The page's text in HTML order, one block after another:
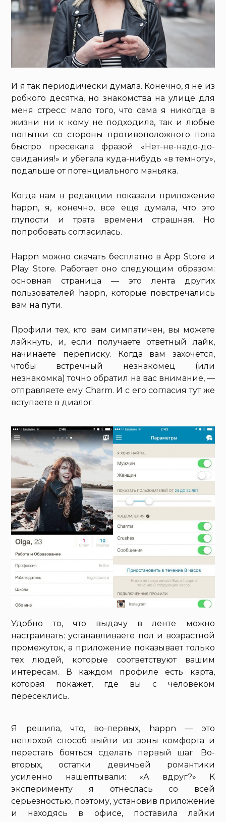
И я так периодически думала. Конечно, я не из
робкого десятка, но знакомства на улице для
меня стресс: мало того, что сама я никогда в
жизни ни к кому не подходила, так и любые
попытки со стороны противоположного пола
быстро пресекала фразой «Нет-не-надо-до-
свидания!» и убегала куда-нибудь «в темноту»,
подальше от потенциального маньяка.
Когда нам в редакции показали приложение
happn, я, конечно, все еще думала, что это
глупости и трата времени страшная. Но
попробовать согласилась.
Happn можно скачать бесплатно в App Store и
Play Store. Работает оно следующим образом:
основная страница — это лента других
пользователей happn, которые повстречались
вам на пути.
Профили тех, кто вам симпатичен, вы можете
лайкнуть, и, если получаете ответный лайк,
начинаете переписку. Когда вам захочется,
чтобы встречный незнакомец (или
незнакомка) точно обратил на вас внимание, —
отправляете ему Charm. И с его согласия тут же
вступаете в диалог.
Удобно то, что выдачу в ленте можно
настраивать: устанавливаете пол и возрастной
промежуток, а приложение показывает только
тех людей, которые соответствуют вашим
интересам. В каждом профиле есть карта,
которая покажет, где вы с человеком
пересеклись.
Я решила, что, во-первых, happn — это
неплохой способ выйти из зоны комфорта и
перестать бояться сделать первый шаг. Во-
вторых, остатки девичьей романтики
усиленно нашептывали: «А вдруг?» К
эксперименту я отнеслась со всей
серьезностью, поэтому, установив приложение
и находясь в офисе, поставила лайки